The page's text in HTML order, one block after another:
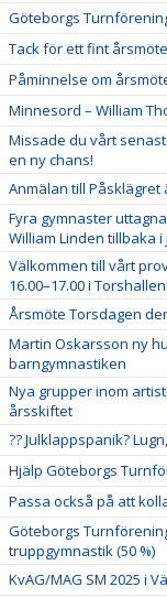
Göteborgs
Tack för ett fint
Påminnelse om
Minnesord – William
Missade du vårt
en ny chans!
Anmälan till Påsklägret
Fyra gymnaster
William Linden tillbaka
Välkommen till vårt
16.00–17.00 i Torshallen!
Årsmöte Torsdagen
Martin Oskarsson ny
barngymnastiken
Nya grupper inom
årsskiftet
?? Julklappspanik?
Hjälp Göteborgs
Passa också på att
Göteborgs
truppgymnastik (50 %)
KvAG/MAG SM 2025 i